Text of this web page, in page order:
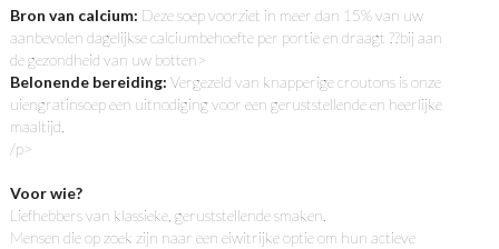
Bron van calcium: Deze soep voorziet in meer dan 15% van uw
aanbevolen dagelijkse calciumbehoefte per portie en draagt ??bij aan
de gezondheid van uw botten>
Belonende bereiding: Vergezeld van knapperige croutons is onze
uiengratinsoep een uitnodiging voor een geruststellende en heerlijke
maaltijd.
/p>
Voor wie?
Liefhebbers van klassieke, geruststellende smaken.
Mensen die op zoek zijn naar een eiwitrijke optie om hun actieve